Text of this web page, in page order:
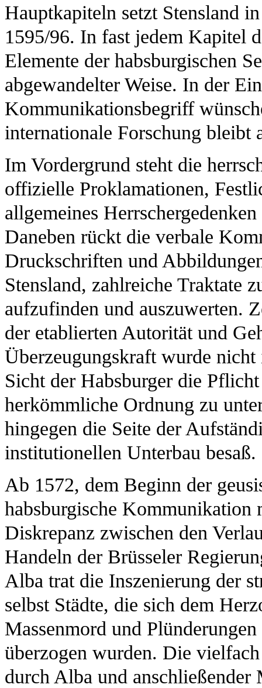
Hauptkapiteln setzt Stensland
1595/96. In fast jedem Kapitel
Elemente der habsburgischen
abgewandelter Weise. In der
Kommunikationsbegriff
internationale Forschung bleibt
Im Vordergrund steht die
offizielle Proklamationen,
allgemeines
Daneben rückt die verbale
Druckschriften und
Stensland, zahlreiche Traktate
aufzufinden und auszuwerten.
der etablierten Autorität und
Überzeugungskraft wurde nicht
Sicht der Habsburger die
herkömmliche Ordnung zu
hingegen die Seite der
institutionellen Unterbau besaß.
Ab 1572, dem Beginn der
habsburgische Kommunikation
Diskrepanz zwischen den
Handeln der Brüsseler
Alba trat die Inszenierung der
selbst Städte, die sich dem
Massenmord und
überzogen wurden. Die
durch Alba und